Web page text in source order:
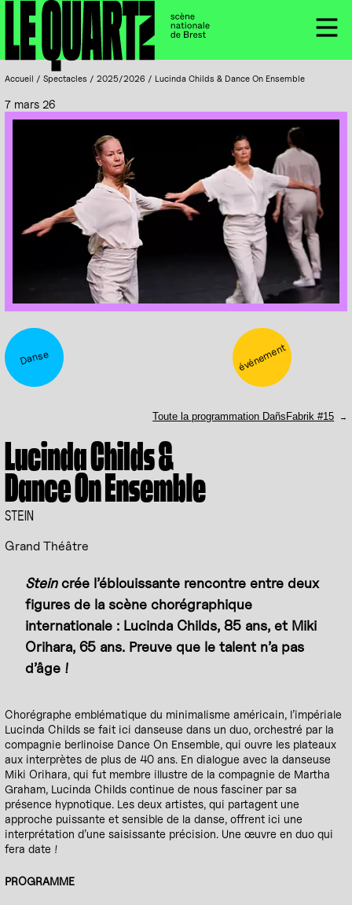
Panneau de gestion des cookies
Accueil
Menu
Accueil / Spectacles / 2025/2026 / Lucinda Childs & Dance On Ensemble
7 mars 26
Danse événement
Toute la programmation DañsFabrik #15
Lucinda Childs &
Dance On Ensemble
STEIN
Grand Théâtre
Steincrée l’éblouissante rencontre entre deux
figures de la scène chorégraphique
internationale : Lucinda Childs, 85 ans, et Miki
Orihara, 65 ans. Preuve que le talent n’a pas
d’âge !
Chorégraphe emblématique du minimalisme américain, l’impériale
Lucinda Childs se fait ici danseuse dans un duo, orchestré par la
compagnie berlinoise Dance On Ensemble, qui ouvre les plateaux
aux interprètes de plus de 40 ans. En dialogue avec la danseuse
Miki Orihara, qui fut membre illustre de la compagnie de Martha
Graham, Lucinda Childs continue de nous fasciner par sa
présence hypnotique. Les deux artistes, qui partagent une
approche puissante et sensible de la danse, offrent ici une
interprétation d’une saisissante précision. Une œuvre en duo qui
fera date !
PROGRAMME